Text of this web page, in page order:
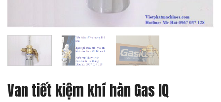
Van tiết kiệm khí hàn Gas IQ